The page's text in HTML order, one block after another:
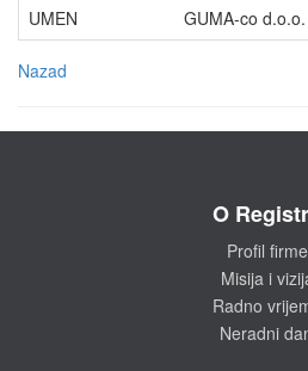
UMEN
GUMA-co
Nazad
O
Profil firme
Misija i
Radno
Neradni